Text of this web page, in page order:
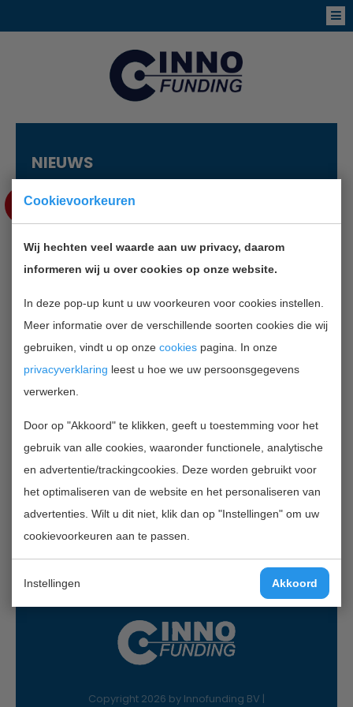
Cookievoorkeuren
Wij hechten veel waarde aan uw privacy, daarom
informeren wij u over cookies op onze website.
In deze pop-up kunt u uw voorkeuren voor cookies instellen.
Meer informatie over de verschillende soorten cookies die wij
gebruiken, vindt u op onze cookies pagina. In onze
privacyverklaring leest u hoe we uw persoonsgegevens
verwerken.
Door op "Akkoord" te klikken, geeft u toestemming voor het
gebruik van alle cookies, waaronder functionele, analytische
en advertentie/trackingcookies. Deze worden gebruikt voor
het optimaliseren van de website en het personaliseren van
advertenties. Wilt u dit niet, klik dan op "Instellingen" om uw
cookievoorkeuren aan te passen.
Instellingen Akkoord
NIEUWS
JUN
OMFL BIEDT HULP BIJ
INTERNATIONALE ACTIVITEITEN
IN FLEVOLAND
TERUG NAAR OVERZICHT
Contactgegevens
InnoFunding B.V.
Nieuwe Gracht 7
2011 NB Haarlem
Mail:info@innofunding.nl
Copyright 2026 by Innofunding BV |